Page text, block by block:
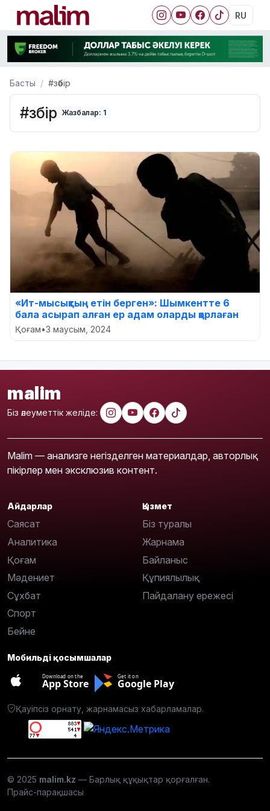
RU
Басты #зәбір
#зәбір Жазбалар: 1
«Ит-мысықтың етін берген»: Шымкентте 6
бала асырап алған ер адам оларды қорлаған
Қоғам•3 маусым, 2024
malim
Біз әлеуметтік желіде:
Malim — анализге негізделген материалдар, авторлық
пікірлер мен эксклюзив контент.
Айдарлар
Саясат
Аналитика
Қоғам
Мәдениет
Сұхбат
Спорт
Бейне
Қызмет
Біз туралы
Жарнама
Байланыс
Құпиялылық
Пайдалану ережесі
Мобильді қосымшалар
Download on the
App Store
Get it on
Google Play
Қауіпсіз орнату, жарнамасыз хабарламалар.
© 2025 malim.kz — Барлық құқықтар қорғалған.
Прайс-парақшасы